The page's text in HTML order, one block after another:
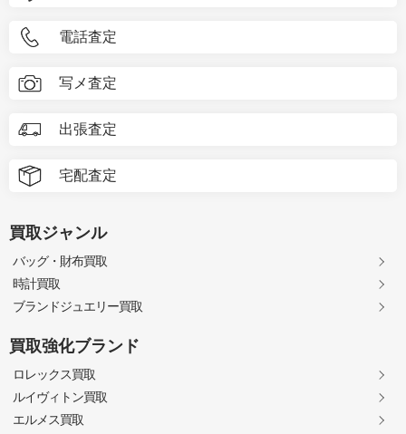
電話査定
写メ査定
出張査定
宅配査定
買取ジャンル
バッグ・財布買取
時計買取
ブランドジュエリー買取
買取強化ブランド
ロレックス買取
ルイヴィトン買取
エルメス買取